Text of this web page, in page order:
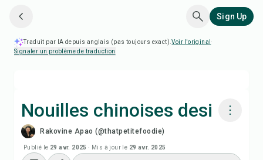
Sign Up
Traduit par IA depuis anglais (pas toujours exact).Voir l'original ·
Signaler un problème de traduction
Nouilles chinoises desi
Rakovine Apao (@thatpetitefoodie)
Publié le 29 avr. 2025 · Mis à jour le 29 avr. 2025